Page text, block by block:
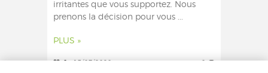
irritantes que vous supportez. Nous
prenons la décision pour vous ...
PLUS »
0 13/07/2020 0